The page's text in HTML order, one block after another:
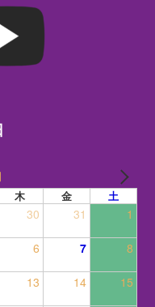
木 金 土
30 31 1
6 7 8
13 14 15